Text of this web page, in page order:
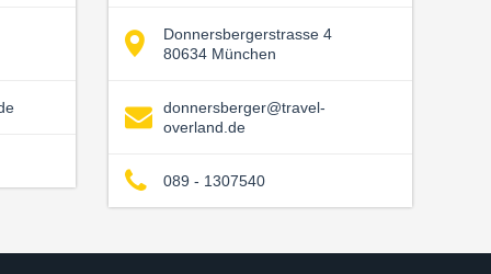
Donnersbergerstrasse 4
80634 München
donnersberger@travel-
overland.de
089 - 1307540